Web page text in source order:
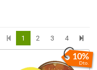
1 2 3 4
10%
Dto.